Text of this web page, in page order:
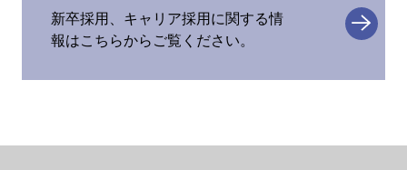
新卒採用、キャリア採用に関する情
報はこちらからご覧ください。